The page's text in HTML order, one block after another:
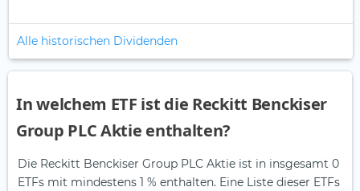
Alle historischen Dividenden
In welchem ETF ist die Reckitt Benckiser
Group PLC Aktie enthalten?
Die Reckitt Benckiser Group PLC Aktie ist in insgesamt 0
ETFs mit mindestens 1 % enthalten. Eine Liste dieser ETFs